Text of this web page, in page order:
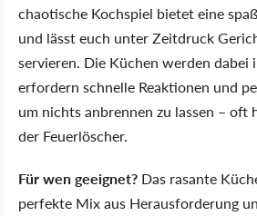
chaotische Kochspiel bietet eine
und lässt euch unter Zeitdruck
servieren. Die Küchen werden dabei
erfordern schnelle Reaktionen und
um nichts anbrennen zu lassen – oft
der Feuerlöscher.
Für wen geeignet? Das rasante
perfekte Mix aus Herausforderung